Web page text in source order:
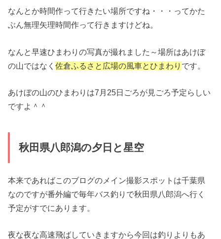
なんとか時間作って行きたい場所ですね・・・ってかた
ぶん無理矢理時間作って行きますけどね。
なんと早速ひまわりの写真が撮れました～場所はあけぼ
の山ではなく佐倉ふるさと広場の風車とひまわり です。
あけぼの山のひまわりは7月25日ごろが見ごろ予定らしい
ですよ＾＾
秋田県八郎潟の夕日と星空
本来であればこのブログのメイン撮影スポットは千葉県
なのですが番外編で毎年バス釣りで秋田県八郎潟へ行く
予定がすでにあります。
夜な夜な高速飛ばしていきますから今回は釣りよりもあ